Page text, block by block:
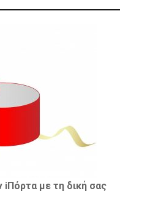
iΠόρτα με τη δική σας